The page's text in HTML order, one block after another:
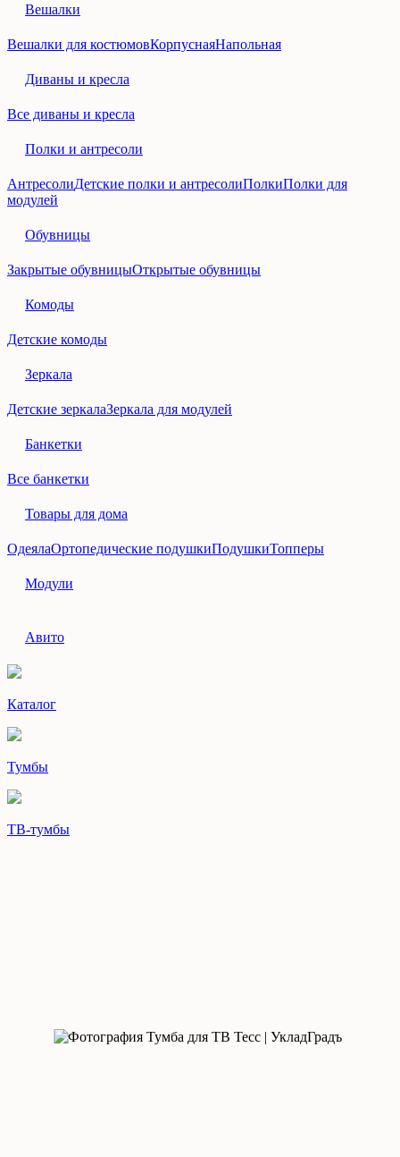
Вешалки
Вешалки для костюмовКорпуснаяНапольная
Диваны и кресла
Все диваны и кресла
Полки и антресоли
АнтресолиДетские полки и антресолиПолкиПолки для
модулей
Обувницы
Закрытые обувницыОткрытые обувницы
Комоды
Детские комоды
Зеркала
Детские зеркалаЗеркала для модулей
Банкетки
Все банкетки
Товары для дома
ОдеялаОртопедические подушкиПодушкиТопперы
Модули
Авито
Каталог
Тумбы
ТВ-тумбы